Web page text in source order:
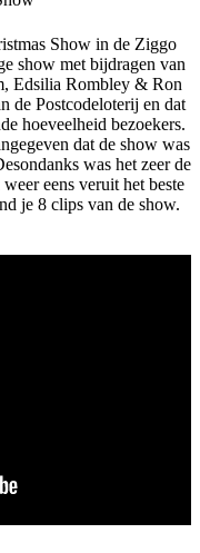
Show in de Ziggo
show met bijdragen van
Edsilia Rombley & Ron
de Postcodeloterij en dat
hoeveelheid bezoekers.
dat de show was
was het zeer de
eens veruit het beste
je 8 clips van de show.